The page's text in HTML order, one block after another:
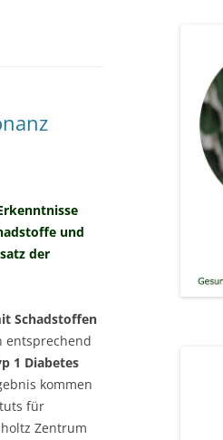
und
der
Schadstoffen
entsprechend
1 Diabetes
kommen
für
Zentrum